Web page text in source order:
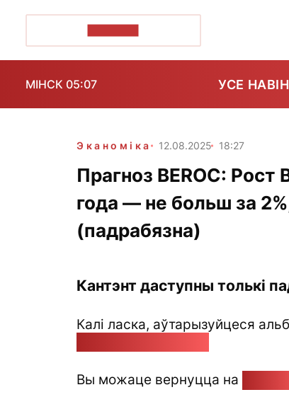
МІНСК 05:07 УСЕ
Эканоміка 12.08.2025 18:27
Прагноз BEROC: Рост
года — не больш за
(падрабязна)
Кантэнт даступны толькі
Калі ласка, аўтарызуйцеся
Вы можаце вернуцца на